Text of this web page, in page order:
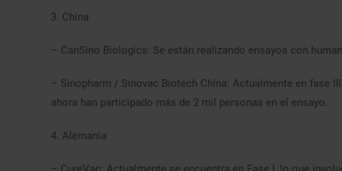
3. China
– CanSino Biologics: Se están realizando ensayos con
– Sinopharm / Sinovac Biotech China: Actualmente en fase
ahora han participado más de 2 mil personas en el ensayo.
4. Alemania